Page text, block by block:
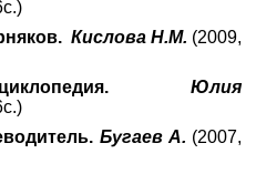
Кислова Н.М. (2009,
Юлия
Бугаев А. (2007,